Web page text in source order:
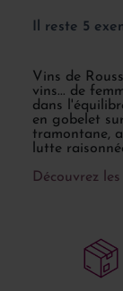
Il reste 5
Vins de
vins... de
dans
en gobelet
tramontane,
lutte
Découvrez